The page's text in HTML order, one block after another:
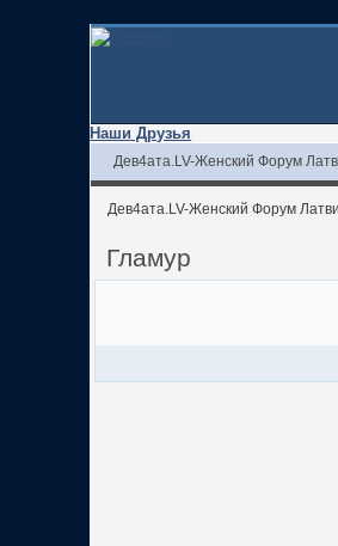
Наши Друзья
Дев4ата.LV-Женский Форум
Дев4ата.LV-Женский Форум
Гламур